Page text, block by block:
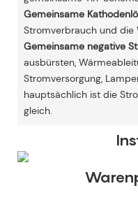
Gemeinsame
Stromverbrauch und die
Gemeinsame negative
ausbürsten,
Stromversorgung,
hauptsächlich ist die
gleich.